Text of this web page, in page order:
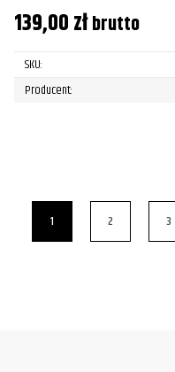
139,00złbrutto
SKU:
Producent:
1 2 3